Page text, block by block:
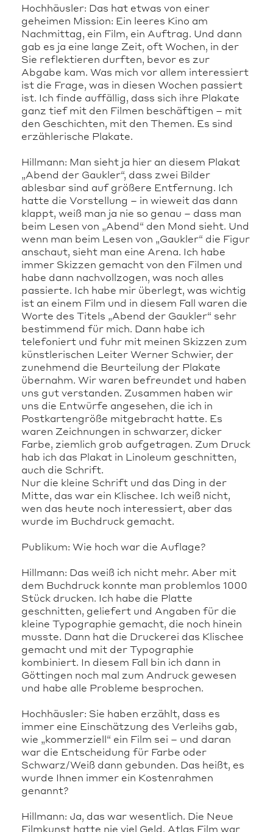
Hochhäusler: Das hat etwas von einer
geheimen Mission: Ein leeres Kino am
Nachmittag, ein Film, ein Auftrag. Und dann
gab es ja eine lange Zeit, oft Wochen, in der
Sie reflektieren durften, bevor es zur
Abgabe kam. Was mich vor allem interessiert
ist die Frage, was in diesen Wochen passiert
ist. Ich finde auffällig, dass sich ihre Plakate
ganz tief mit den Filmen beschäftigen – mit
den Geschichten, mit den Themen. Es sind
erzählerische Plakate.
Hillmann: Man sieht ja hier an diesem Plakat
„Abend der Gaukler“, dass zwei Bilder
ablesbar sind auf größere Entfernung. Ich
hatte die Vorstellung – in wieweit das dann
klappt, weiß man ja nie so genau – dass man
beim Lesen von „Abend“ den Mond sieht. Und
wenn man beim Lesen von „Gaukler“ die Figur
anschaut, sieht man eine Arena. Ich habe
immer Skizzen gemacht von den Filmen und
habe dann nachvollzogen, was noch alles
passierte. Ich habe mir überlegt, was wichtig
ist an einem Film und in diesem Fall waren die
Worte des Titels „Abend der Gaukler“ sehr
bestimmend für mich. Dann habe ich
telefoniert und fuhr mit meinen Skizzen zum
künstlerischen Leiter Werner Schwier, der
zunehmend die Beurteilung der Plakate
übernahm. Wir waren befreundet und haben
uns gut verstanden. Zusammen haben wir
uns die Entwürfe angesehen, die ich in
Postkartengröße mitgebracht hatte. Es
waren Zeichnungen in schwarzer, dicker
Farbe, ziemlich grob aufgetragen. Zum Druck
hab ich das Plakat in Linoleum geschnitten,
auch die Schrift.
Nur die kleine Schrift und das Ding in der
Mitte, das war ein Klischee. Ich weiß nicht,
wen das heute noch interessiert, aber das
wurde im Buchdruck gemacht.
Publikum: Wie hoch war die Auflage?
Hillmann: Das weiß ich nicht mehr. Aber mit
dem Buchdruck konnte man problemlos 1000
Stück drucken. Ich habe die Platte
geschnitten, geliefert und Angaben für die
kleine Typographie gemacht, die noch hinein
musste. Dann hat die Druckerei das Klischee
gemacht und mit der Typographie
kombiniert. In diesem Fall bin ich dann in
Göttingen noch mal zum Andruck gewesen
und habe alle Probleme besprochen.
Hochhäusler: Sie haben erzählt, dass es
immer eine Einschätzung des Verleihs gab,
wie „kommerziell“ ein Film sei – und daran
war die Entscheidung für Farbe oder
Schwarz/Weiß dann gebunden. Das heißt, es
wurde Ihnen immer ein Kostenrahmen
genannt?
Hillmann: Ja, das war wesentlich. Die Neue
Filmkunst hatte nie viel Geld. Atlas Film war